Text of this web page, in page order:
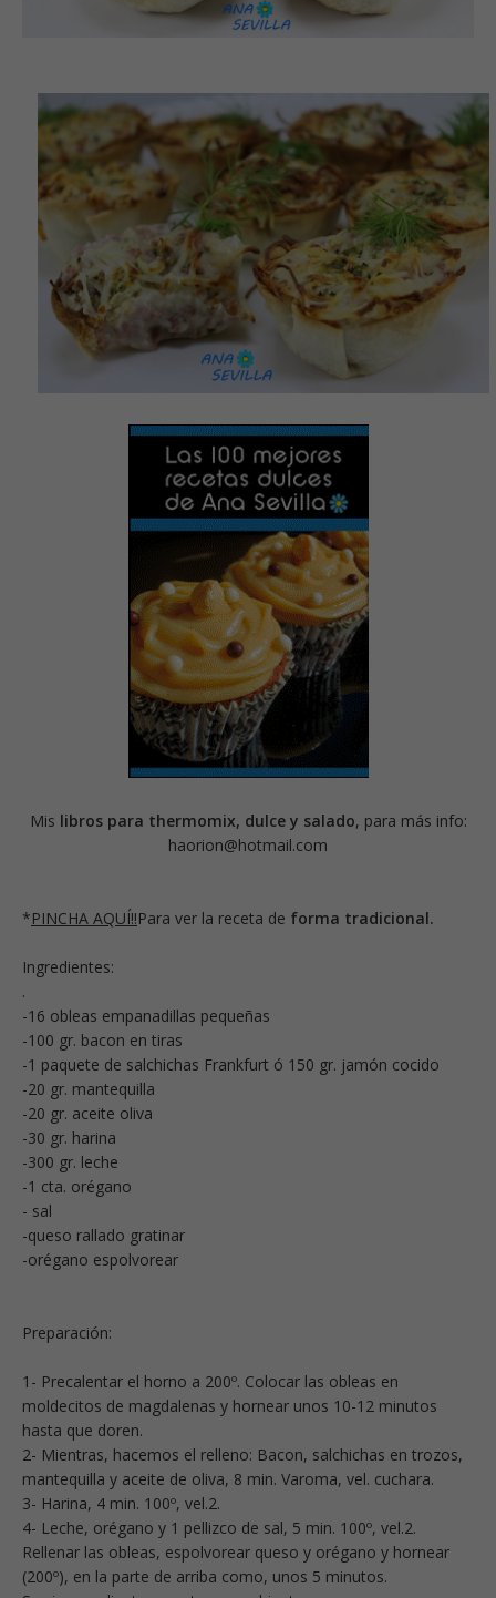
Mis libros para thermomix, dulce y salado, para más info:
haorion@hotmail.com
*PINCHA AQUÍ!!Para ver la receta de forma tradicional.
Ingredientes:
.
-16 obleas empanadillas pequeñas
-100 gr. bacon en tiras
-1 paquete de salchichas Frankfurt ó 150 gr. jamón cocido
-20 gr. mantequilla
-20 gr. aceite oliva
-30 gr. harina
-300 gr. leche
-1 cta. orégano
- sal
-queso rallado gratinar
-orégano espolvorear
Preparación:
1- Precalentar el horno a 200º. Colocar las obleas en
moldecitos de magdalenas y hornear unos 10-12 minutos
hasta que doren.
2- Mientras, hacemos el relleno: Bacon, salchichas en trozos,
mantequilla y aceite de oliva, 8 min. Varoma, vel. cuchara.
3- Harina, 4 min. 100º, vel.2.
4- Leche, orégano y 1 pellizco de sal, 5 min. 100º, vel.2.
Rellenar las obleas, espolvorear queso y orégano y hornear
(200º), en la parte de arriba como, unos 5 minutos.